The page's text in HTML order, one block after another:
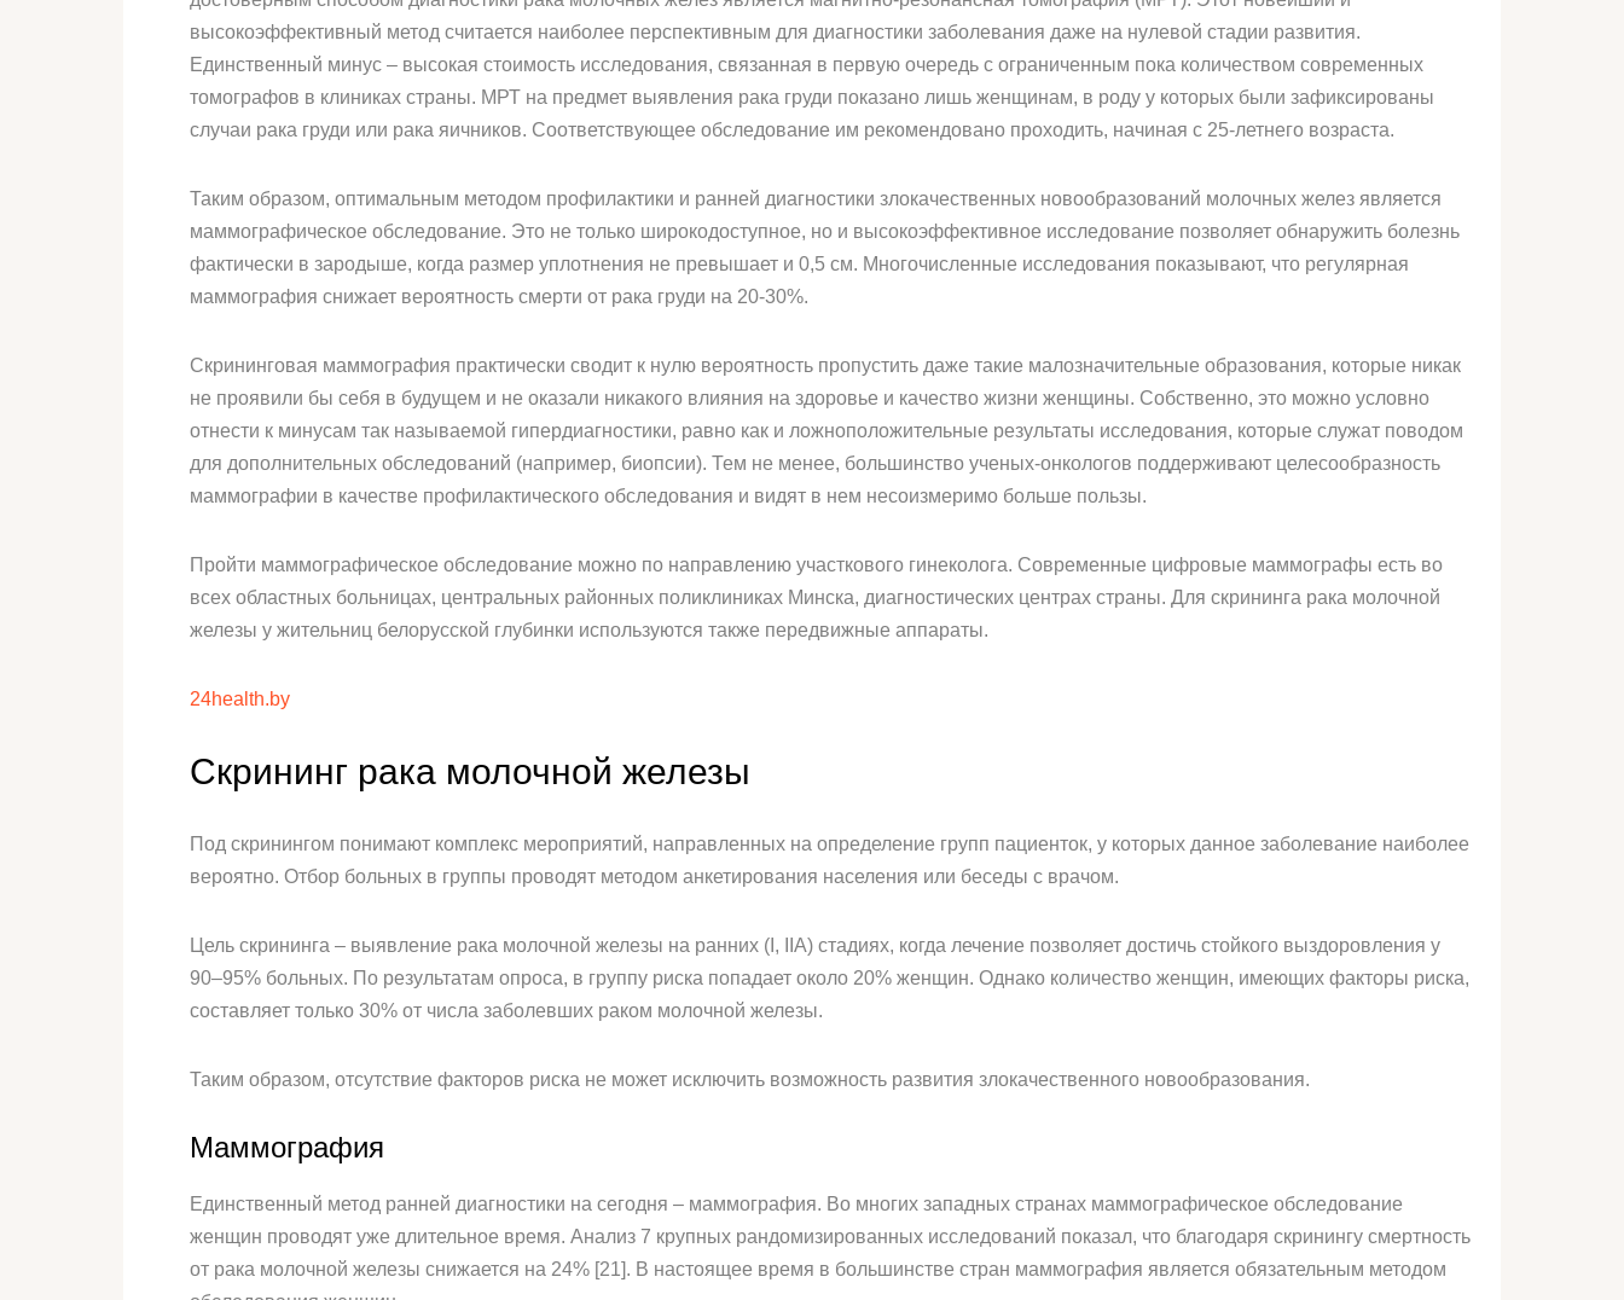
высокоэффективный метод считается наиболее перспективным для диагностики заболевания даже на нулевой стадии развития.
Единственный минус – высокая стоимость исследования, связанная в первую очередь с ограниченным пока количеством современных
томографов в клиниках страны. МРТ на предмет выявления рака груди показано лишь женщинам, в роду у которых были зафиксированы
случаи рака груди или рака яичников. Соответствующее обследование им рекомендовано проходить, начиная с 25-летнего возраста.
Таким образом, оптимальным методом профилактики и ранней диагностики злокачественных новообразований молочных желез является
маммографическое обследование. Это не только широкодоступное, но и высокоэффективное исследование позволяет обнаружить болезнь
фактически в зародыше, когда размер уплотнения не превышает и 0,5 см. Многочисленные исследования показывают, что регулярная
маммография снижает вероятность смерти от рака груди на 20-30%.
Скрининговая маммография практически сводит к нулю вероятность пропустить даже такие малозначительные образования, которые никак
не проявили бы себя в будущем и не оказали никакого влияния на здоровье и качество жизни женщины. Собственно, это можно условно
отнести к минусам так называемой гипердиагностики, равно как и ложноположительные результаты исследования, которые служат поводом
для дополнительных обследований (например, биопсии). Тем не менее, большинство ученых-онкологов поддерживают целесообразность
маммографии в качестве профилактического обследования и видят в нем несоизмеримо больше пользы.
Пройти маммографическое обследование можно по направлению участкового гинеколога. Современные цифровые маммографы есть во
всех областных больницах, центральных районных поликлиниках Минска, диагностических центрах страны. Для скрининга рака молочной
железы у жительниц белорусской глубинки используются также передвижные аппараты.
24health.by
Скрининг рака молочной железы
Под скринингом понимают комплекс мероприятий, направленных на определение групп пациенток, у которых данное заболевание наиболее
вероятно. Отбор больных в группы проводят методом анкетирования населения или беседы с врачом.
Цель скрининга – выявление рака молочной железы на ранних (I, IIA) стадиях, когда лечение позволяет достичь стойкого выздоровления у
90–95% больных. По результатам опроса, в группу риска попадает около 20% женщин. Однако количество женщин, имеющих факторы риска,
составляет только 30% от числа заболевших раком молочной железы.
Таким образом, отсутствие факторов риска не может исключить возможность развития злокачественного новообразования.
Маммография
Единственный метод ранней диагностики на сегодня – маммография. Во многих западных странах маммографическое обследование
женщин проводят уже длительное время. Анализ 7 крупных рандомизированных исследований показал, что благодаря скринингу смертность
от рака молочной железы снижается на 24% [21]. В настоящее время в большинстве стран маммография является обязательным методом